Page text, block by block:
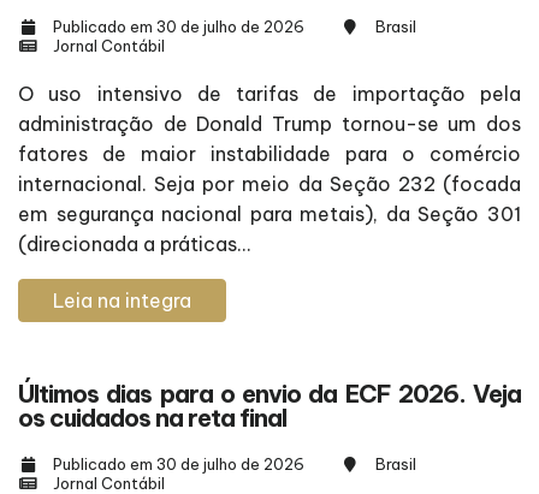
Publicado em 30 de julho de 2026
Brasil
Jornal Contábil
O uso intensivo de tarifas de importação pela
administração de Donald Trump tornou-se um dos
fatores de maior instabilidade para o comércio
internacional. Seja por meio da Seção 232 (focada
em segurança nacional para metais), da Seção 301
(direcionada a práticas...
Leia na integra
Últimos dias para o envio da ECF 2026. Veja
os cuidados na reta final
Publicado em 30 de julho de 2026
Brasil
Jornal Contábil